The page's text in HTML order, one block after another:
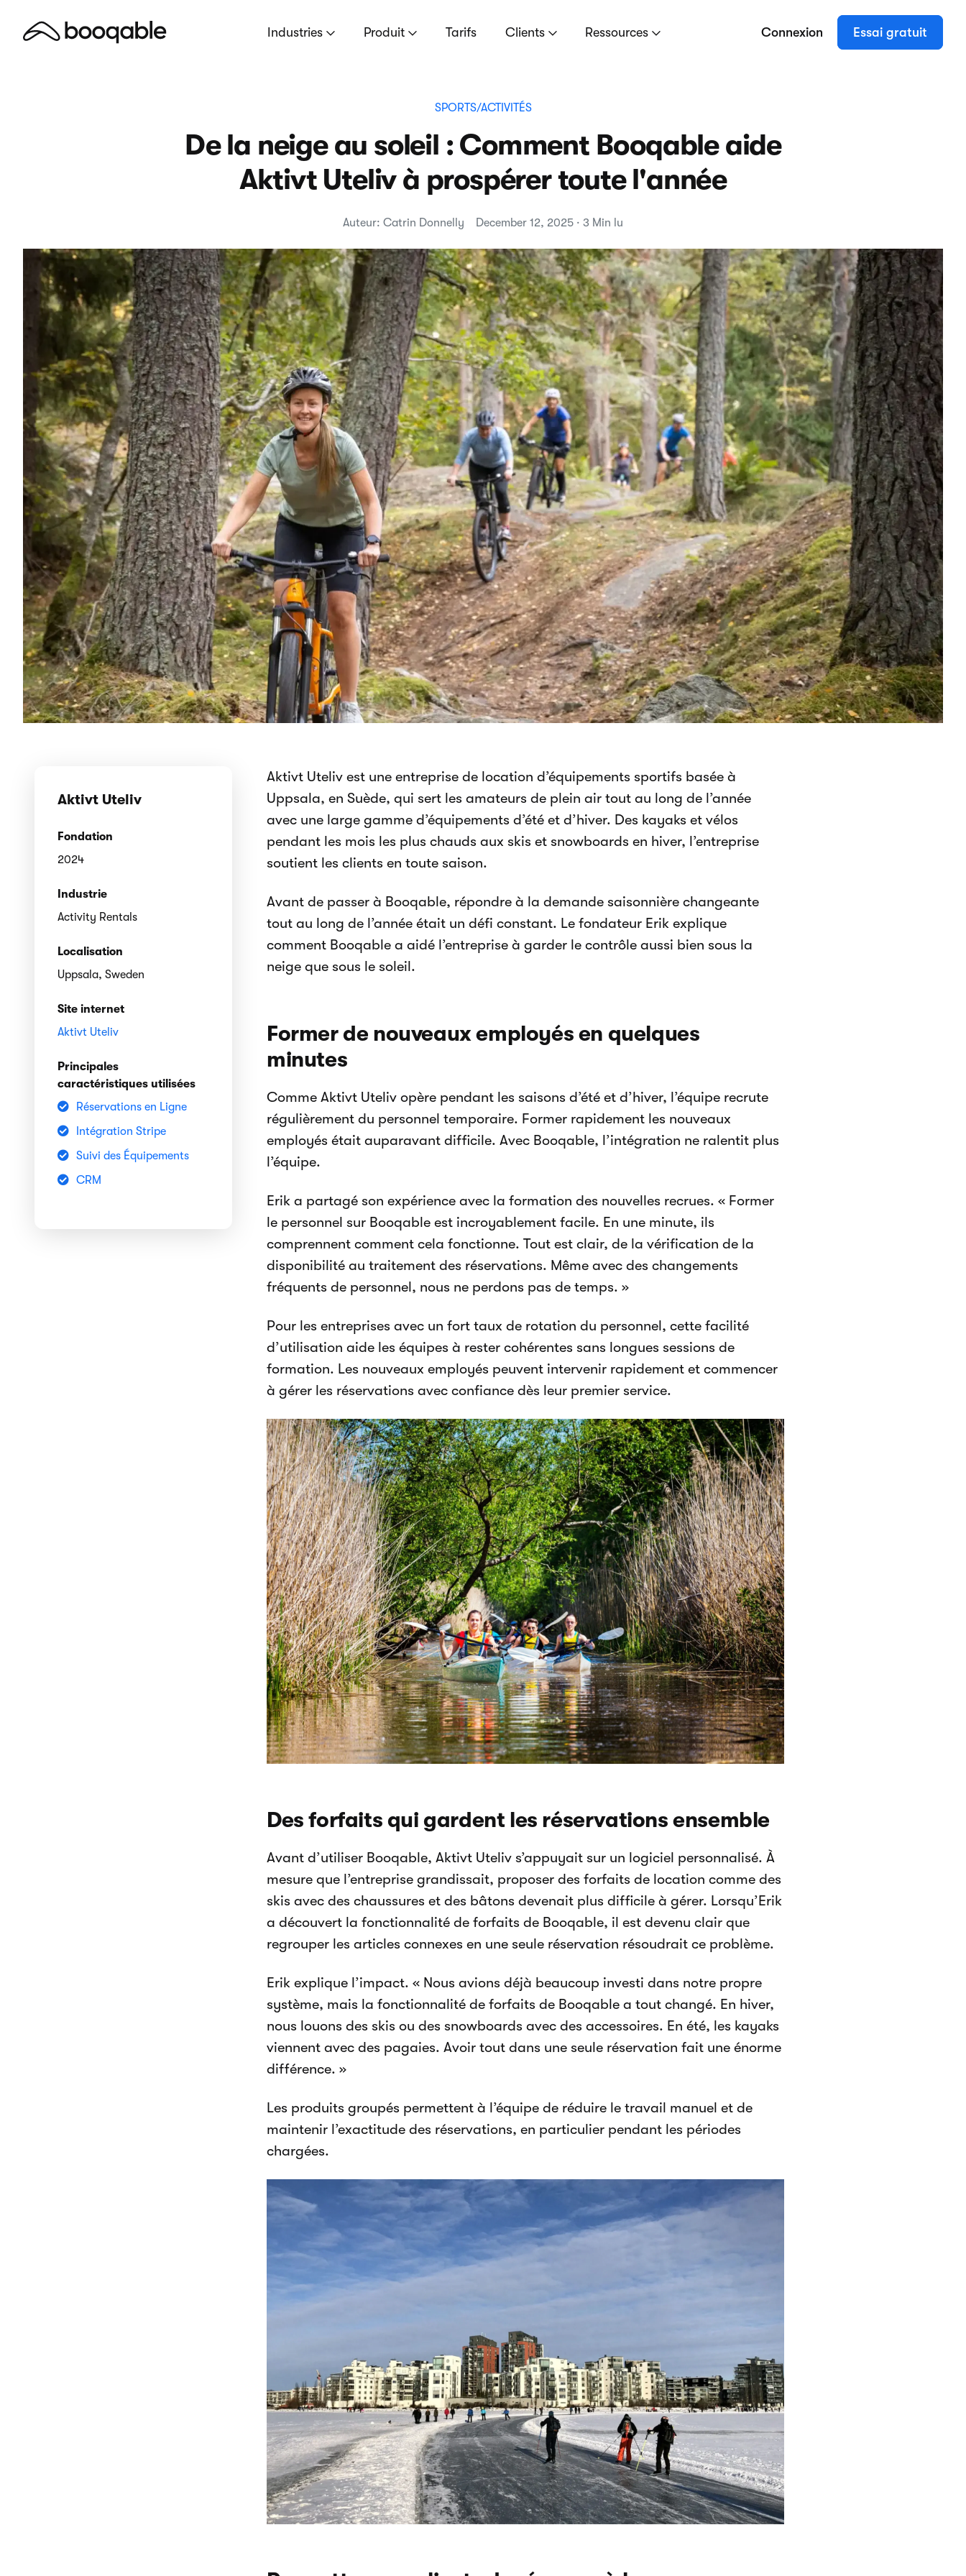
Industries Produit Tarifs Clients Ressources Connexion Essai gratuit
SPORTS/ACTIVITÉS
De la neige au soleil : Comment Booqable aide
Aktivt Uteliv à prospérer toute l'année
Auteur: Catrin Donnelly December 12, 2025 · 3 Min lu
Aktivt Uteliv
Fondation
2024
Industrie
Activity Rentals
Localisation
Uppsala, Sweden
Site internet
Aktivt Uteliv
Principales
caractéristiques utilisées
Réservations en Ligne
Intégration Stripe
Suivi des Équipements
CRM
Aktivt Uteliv est une entreprise de location d’équipements sportifs basée à
Uppsala, en Suède, qui sert les amateurs de plein air tout au long de l’année
avec une large gamme d’équipements d’été et d’hiver. Des kayaks et vélos
pendant les mois les plus chauds aux skis et snowboards en hiver, l’entreprise
soutient les clients en toute saison.
Avant de passer à Booqable, répondre à la demande saisonnière changeante
tout au long de l’année était un défi constant. Le fondateur Erik explique
comment Booqable a aidé l’entreprise à garder le contrôle aussi bien sous la
neige que sous le soleil.
Former de nouveaux employés en quelques
minutes
Comme Aktivt Uteliv opère pendant les saisons d’été et d’hiver, l’équipe recrute
régulièrement du personnel temporaire. Former rapidement les nouveaux
employés était auparavant difficile. Avec Booqable, l’intégration ne ralentit plus
l’équipe.
Erik a partagé son expérience avec la formation des nouvelles recrues. « Former
le personnel sur Booqable est incroyablement facile. En une minute, ils
comprennent comment cela fonctionne. Tout est clair, de la vérification de la
disponibilité au traitement des réservations. Même avec des changements
fréquents de personnel, nous ne perdons pas de temps. »
Pour les entreprises avec un fort taux de rotation du personnel, cette facilité
d’utilisation aide les équipes à rester cohérentes sans longues sessions de
formation. Les nouveaux employés peuvent intervenir rapidement et commencer
à gérer les réservations avec confiance dès leur premier service.
Des forfaits qui gardent les réservations ensemble
Avant d’utiliser Booqable, Aktivt Uteliv s’appuyait sur un logiciel personnalisé. À
mesure que l’entreprise grandissait, proposer des forfaits de location comme des
skis avec des chaussures et des bâtons devenait plus difficile à gérer. Lorsqu’Erik
a découvert la fonctionnalité de forfaits de Booqable, il est devenu clair que
regrouper les articles connexes en une seule réservation résoudrait ce problème.
Erik explique l’impact. « Nous avions déjà beaucoup investi dans notre propre
système, mais la fonctionnalité de forfaits de Booqable a tout changé. En hiver,
nous louons des skis ou des snowboards avec des accessoires. En été, les kayaks
viennent avec des pagaies. Avoir tout dans une seule réservation fait une énorme
différence. »
Les produits groupés permettent à l’équipe de réduire le travail manuel et de
maintenir l’exactitude des réservations, en particulier pendant les périodes
chargées.